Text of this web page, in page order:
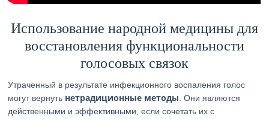
Использование народной медицины для
восстановления функциональности
голосовых связок
Утраченный в результате инфекционного воспаления голос
могут вернуть нетрадиционные методы . Они являются
действенными и эффективными, если сочетать их с